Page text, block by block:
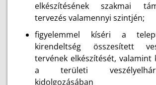
elkészítésének szakmai
tervezés valamennyi szintjén;
figyelemmel kíséri a
kirendeltség összesített
tervének elkészítését, valamint
a területi
kidolgozásában